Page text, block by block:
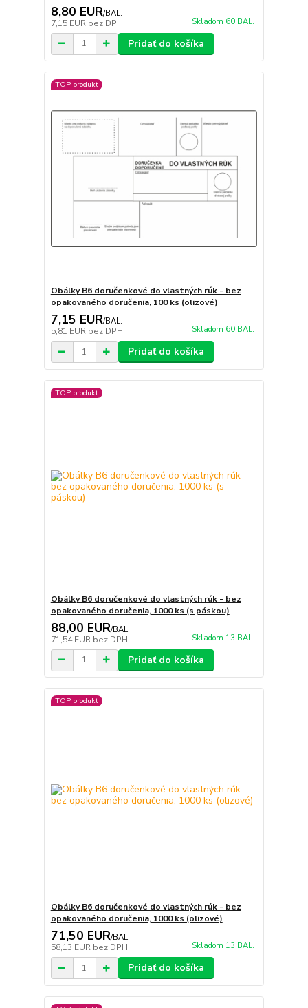
8,80 EUR/BAL.
7,15 EUR bez DPH Skladom 60 BAL.
Pridať do košíka
TOP produkt
Obálky B6 doručenkové do vlastných rúk - bez
opakovaného doručenia, 100 ks (olizové)
7,15 EUR/BAL.
5,81 EUR bez DPH Skladom 60 BAL.
Pridať do košíka
TOP produkt
Obálky B6 doručenkové do vlastných rúk - bez
opakovaného doručenia, 1000 ks (s páskou)
88,00 EUR/BAL.
71,54 EUR bez DPH Skladom 13 BAL.
Pridať do košíka
TOP produkt
Obálky B6 doručenkové do vlastných rúk - bez
opakovaného doručenia, 1000 ks (olizové)
71,50 EUR/BAL.
58,13 EUR bez DPH Skladom 13 BAL.
Pridať do košíka